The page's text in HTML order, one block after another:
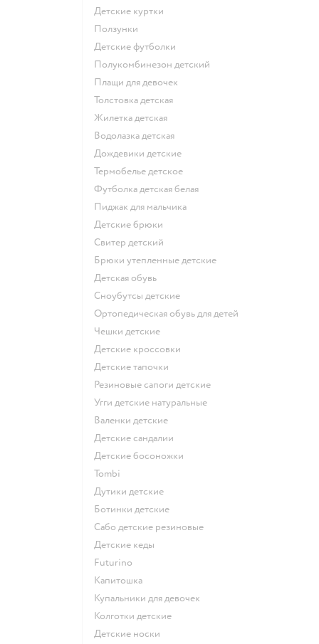
Детские куртки
Ползунки
Детские футболки
Полукомбинезон детский
Плащи для девочек
Толстовка детская
Жилетка детская
Водолазка детская
Дождевики детские
Термобелье детское
Футболка детская белая
Пиджак для мальчика
Детские брюки
Свитер детский
Брюки утепленные детские
Детская обувь
Сноубутсы детские
Ортопедическая обувь для детей
Чешки детские
Детские кроссовки
Детские тапочки
Резиновые сапоги детские
Угги детские натуральные
Валенки детские
Детские сандалии
Детские босоножки
Tombi
Дутики детские
Ботинки детские
Сабо детские резиновые
Детские кеды
Futurino
Капитошка
Купальники для девочек
Колготки детские
Детские носки